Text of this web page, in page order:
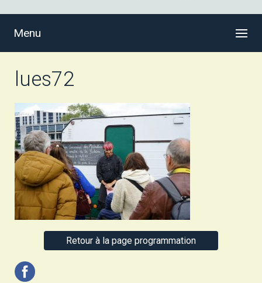
Menu
lues72
Retour à la page programmation